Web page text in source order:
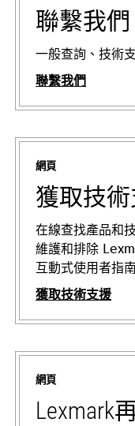
聯繫我們
一般查詢、技術
聯繫我們
網頁
獲取技
在線查找產品和
維護和排除
互動式使用者指
獲取技術支援
在
新
網頁
Lexmark